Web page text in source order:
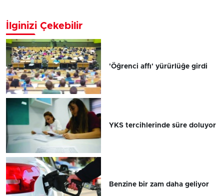
İlginizi Çekebilir
'Öğrenci affı' yürürlüğe girdi
YKS tercihlerinde süre doluyor
Benzine bir zam daha geliyor